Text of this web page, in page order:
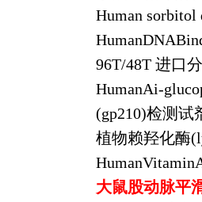
Human sorbitol
96T/48T 进口
HumanAi-
(gp210)检测试
植物赖羟化酶
大鼠股动脉平